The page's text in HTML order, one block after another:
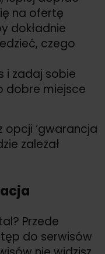
na ofertę
dokładnie
czego
i zadaj sobie
dobre miejsce
opcji ‘gwarancja
zależał
Przede
do serwisów